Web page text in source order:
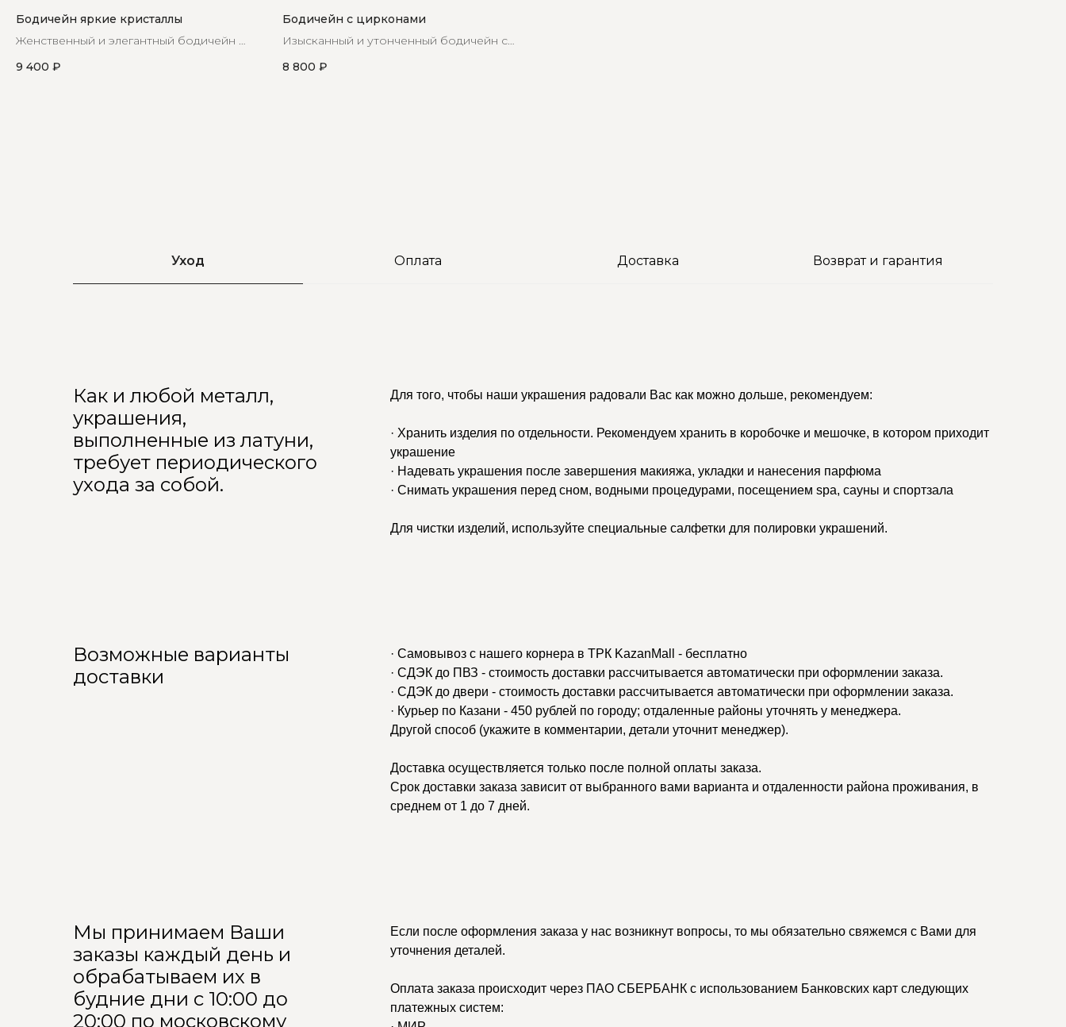
Бодичейн яркие кристаллы
Женственный и элегантный бодичейн с
частью вашего гардероба
9 400 ₽
Бодичейн с цирконами
Изысканный и утонченный бодичейн с
8 800 ₽
Уход Оплата Доставка Возврат и гарантия
Как и любой металл,
украшения,
выполненные из латуни,
требует периодического
ухода за собой.
Для того, чтобы наши украшения радовали Вас как можно дольше, рекомендуем:
· Хранить изделия по отдельности. Рекомендуем хранить в коробочке и мешочке, в котором приходит
украшение
· Надевать украшения после завершения макияжа, укладки и нанесения парфюма
· Снимать украшения перед сном, водными процедурами, посещением spa, сауны и спортзала
Для чистки изделий, используйте специальные салфетки для полировки украшений.
Возможные варианты
доставки
· Самовывоз с нашего корнера в ТРК KazanMall - бесплатно
· СДЭК до ПВЗ - стоимость доставки рассчитывается автоматически при оформлении заказа.
· СДЭК до двери - стоимость доставки рассчитывается автоматически при оформлении заказа.
· Курьер по Казани - 450 рублей по городу; отдаленные районы уточнять у менеджера.
Другой способ (укажите в комментарии, детали уточнит менеджер).
Доставка осуществляется только после полной оплаты заказа.
Срок доставки заказа зависит от выбранного вами варианта и отдаленности района проживания, в
среднем от 1 до 7 дней.
Мы принимаем Ваши
заказы каждый день и
обрабатываем их в
будние дни с 10:00 до
20:00 по московскому
Если после оформления заказа у нас возникнут вопросы, то мы обязательно свяжемся с Вами для
уточнения деталей.
Оплата заказа происходит через ПАО СБЕРБАНК с использованием Банковских карт следующих
платежных систем: